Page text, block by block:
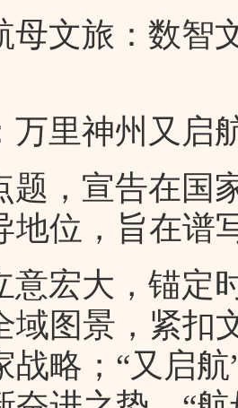
文旅：数智
里神州又启
，宣告在国
地位，旨在谱
宏大，锚定
域图景，紧扣
战略；“又启